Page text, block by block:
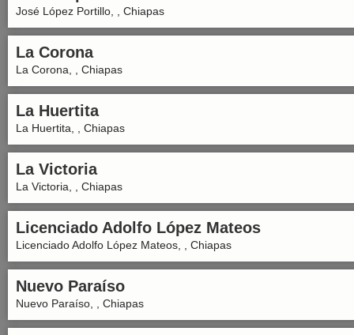
José López Portillo, , Chiapas
La Corona
La Corona, , Chiapas
La Huertita
La Huertita, , Chiapas
La Victoria
La Victoria, , Chiapas
Licenciado Adolfo López Mateos
Licenciado Adolfo López Mateos, , Chiapas
Nuevo Paraíso
Nuevo Paraíso, , Chiapas